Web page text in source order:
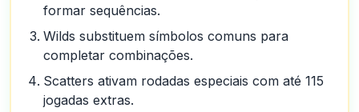
formar sequências.
Wilds substituem símbolos comuns para
completar combinações.
Scatters ativam rodadas especiais com até 115
jogadas extras.